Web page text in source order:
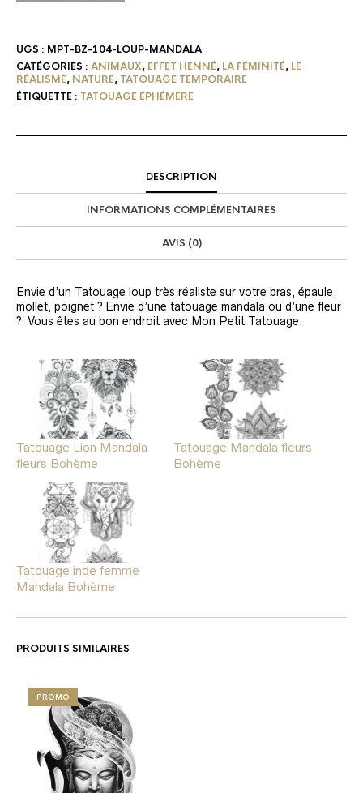
UGS : MPT-BZ-104-LOUP-MANDALA
CATÉGORIES : ANIMAUX, EFFET HENNÉ, LA FÉMINITÉ, LE
RÉALISME, NATURE, TATOUAGE TEMPORAIRE
ÉTIQUETTE : TATOUAGE ÉPHÉMÈRE
DESCRIPTION
INFORMATIONS COMPLÉMENTAIRES
AVIS (0)
Envie d’un Tatouage loup très réaliste sur votre bras, épaule,
mollet, poignet ? Envie d’une tatouage mandala ou d’une fleur
? Vous êtes au bon endroit avec Mon Petit Tatouage.
Tatouage Lion Mandala
fleurs Bohème
Tatouage Mandala fleurs
Bohème
Tatouage inde femme
Mandala Bohème
PRODUITS SIMILAIRES
PROMO